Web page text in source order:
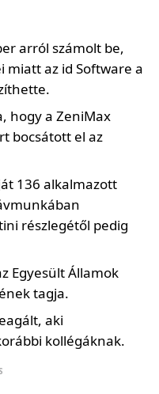
arról számolt be,
miatt az id Software a
hogy a ZeniMax
bocsátott el az
136 alkalmazott
részlegétől pedig
Egyesült Államok
tagja.
aki
kollégáknak.